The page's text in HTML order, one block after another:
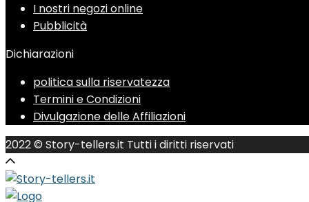
I nostri negozi online
Pubblicità
Dichiarazioni
politica sulla riservatezza
Termini e Condizioni
Divulgazione delle Affiliazioni
2022 © Story-tellers.it Tutti i diritti riservati